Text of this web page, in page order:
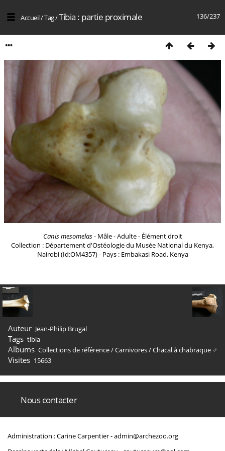
136/237
Accueil/Tag/Tibia : partie proximale
Canis mesomelas- Mâle - Adulte - Élément droit
Collection : Département d'Ostéologie du Musée National du Kenya,
Nairobi (Id:OM4357) - Pays : Embakasi Road, Kenya
Auteur Jean-Philip Brugal
Tags tibia
Albums Collections de référence/Carnivores/Chacal à chabraque ♂
Visites 15663
Nous contacter
Administration : Carine Carpentier -admin@archezoo.org